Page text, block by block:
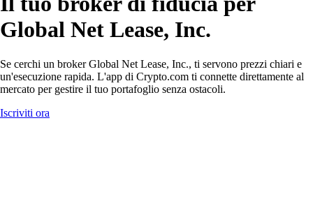
Global Net Lease, Inc.
Se cerchi un broker Global Net Lease, Inc., ti servono prezzi chiari e
un'esecuzione rapida. L'app di Crypto.com ti connette direttamente al
mercato per gestire il tuo portafoglio senza ostacoli.
Iscriviti ora